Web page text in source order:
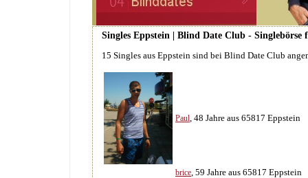
Singles Eppstein | Blind Date Club -
15 Singles aus Eppstein sind bei Blind Date Club
Paul, 48 Jahre aus 65817 Eppstein
brice, 59 Jahre aus 65817 Eppstein